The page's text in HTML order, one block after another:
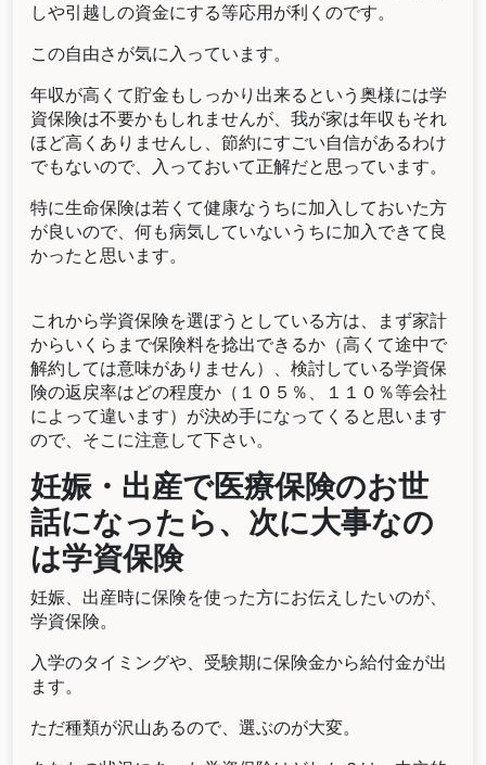
しや引越しの資金にする等応用が利くのです。
この自由さが気に入っています。
年収が高くて貯金もしっかり出来るという奥様には学
資保険は不要かもしれませんが、我が家は年収もそれ
ほど高くありませんし、節約にすごい自信があるわけ
でもないので、入っておいて正解だと思っています。
特に生命保険は若くて健康なうちに加入しておいた方
が良いので、何も病気していないうちに加入できて良
かったと思います。
これから学資保険を選ぼうとしている方は、まず家計
からいくらまで保険料を捻出できるか（高くて途中で
解約しては意味がありません）、検討している学資保
険の返戻率はどの程度か（１０５％、１１０％等会社
によって違います）が決め手になってくると思います
ので、そこに注意して下さい。
妊娠・出産で医療保険のお世
話になったら、次に大事なの
は学資保険
妊娠、出産時に保険を使った方にお伝えしたいのが、
学資保険。
入学のタイミングや、受験期に保険金から給付金が出
ます。
ただ種類が沢山あるので、選ぶのが大変。